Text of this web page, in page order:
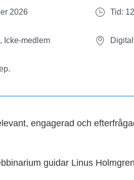
2026 Tid:
Icke-medlem
engagerad och
guidar Linus